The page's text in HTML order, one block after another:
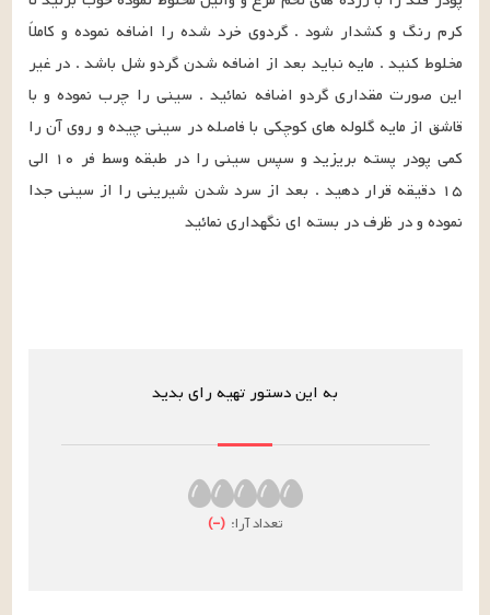
نموده و در ظرف در بسته ای نگهداری نمائید
به این دستور تهیه رای بدید
تعداد آرا: (
–
)